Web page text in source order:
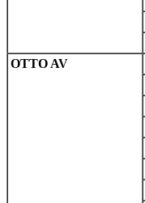
OTTO AV